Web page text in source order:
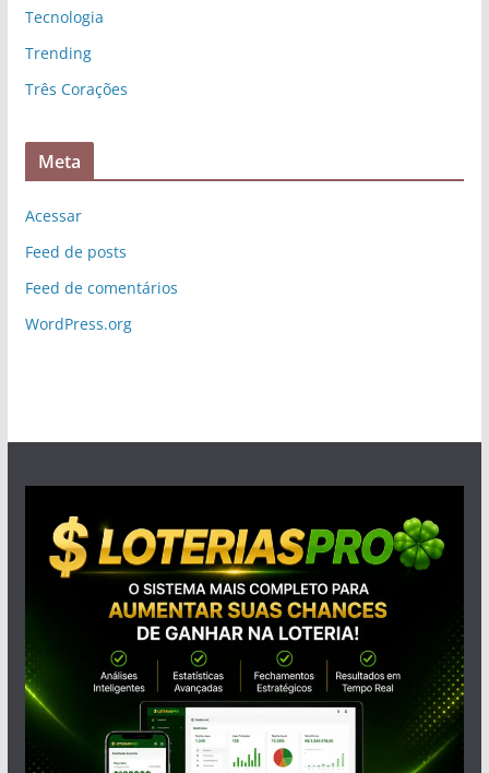
Tecnologia
Trending
Três Corações
Meta
Acessar
Feed de posts
Feed de comentários
WordPress.org